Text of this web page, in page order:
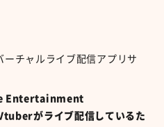
ーチャルライブ配信アプリサ
Entertainment
がライブ配信しているた